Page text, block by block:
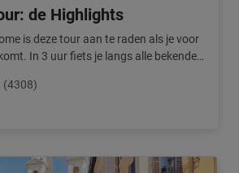
de Highlights
is deze tour aan te raden als je voor
In 3 uur fiets je langs alle bekende
(4308)